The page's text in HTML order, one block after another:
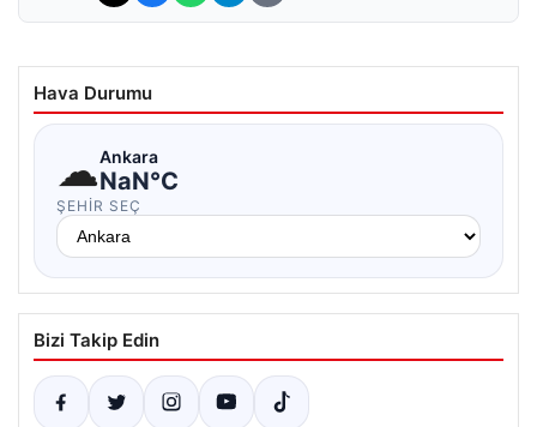
Hava Durumu
☁Ankara
NaN°C
ŞEHIR SEÇ
Bizi Takip Edin